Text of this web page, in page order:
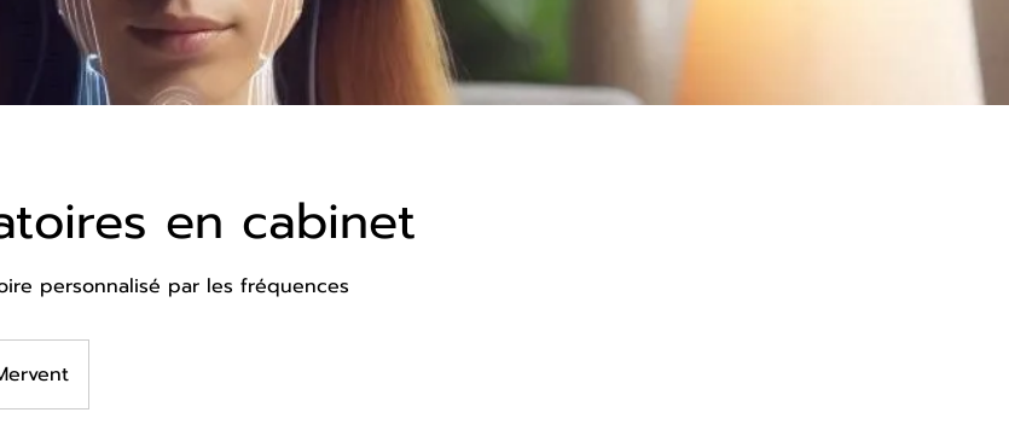
en cabinet
personnalisé par les fréquences